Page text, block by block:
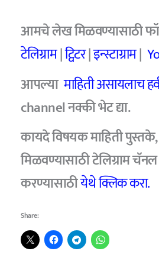
आमचे लेख मिळवण्यासाठी
टेलिग्राम|ट्विटर|इन्स्टाग्राम|
आपल्यामाहिती असायलाच
channel नक्की भेट द्या.
कायदे विषयक माहिती
मिळवण्यासाठी टेलिग्राम
करण्यासाठीयेथे क्लिक करा.
Share: